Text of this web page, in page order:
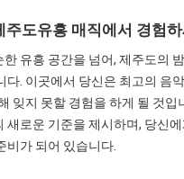
주도유흥 매직에서 경험
유흥 공간을 넘어, 제주도의
다. 이곳에서 당신은 최고의 음
잊지 못할 경험을 하게 될 것입
새로운 기준을 제시하며, 당신에
비가 되어 있습니다.